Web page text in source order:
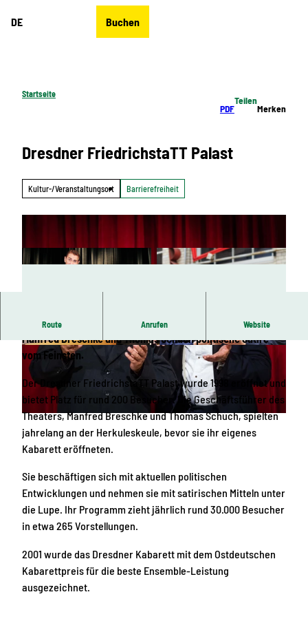
DE Buchen
Startseite
PDF
Teilen
Merken
Dresdner FriedrichstaTT Palast
Kultur-/Veranstaltungsort Barrierefreiheit
© PR / Elisabeth Schuch-Wiens
© Dresdner Kabarett Breschke & Schuch gGmb
H
© Dresdner Kabarett Breschke & Schuch
Route Anrufen Website
Mit brillantem Spiel und scharfem Witz präsentieren
Manfred Breschke und Thomas Schuch politische Satire
vom Feinsten.
Der Dresdner FriedrichstaTT Palast wurde 1998 eröffnet und
bietet Platz für rund 200 Besucher. Die Geschäftsführer des
Theaters, Manfred Breschke und Thomas Schuch, spielten
jahrelang an der Herkuleskeule, bevor sie ihr eigenes
Kabarett eröffneten.
Sie beschäftigen sich mit aktuellen politischen
Entwicklungen und nehmen sie mit satirischen Mitteln unter
die Lupe. Ihr Programm zieht jährlich rund 30.000 Besucher
in etwa 265 Vorstellungen.
2001 wurde das Dresdner Kabarett mit dem Ostdeutschen
Kabarettpreis für die beste Ensemble-Leistung
ausgezeichnet.